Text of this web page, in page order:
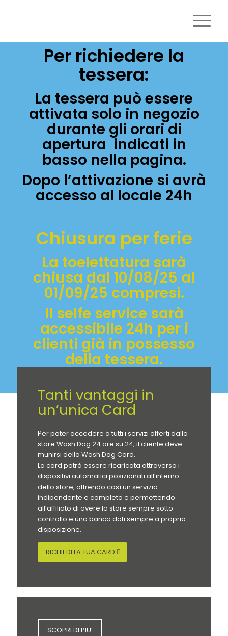
LA SPA PER IL TUO CANE
Wash Dog offre tutti i servizi che servono per
Per richiedere la
tessera:
La tessera può essere
attivata solo in negozio
durante gli orari di
apertura indicati in
basso nella pagina.
Dopo l’attivazione si avrà
accesso al locale 24h
Chiusura per ferie
La toelettatura sarà
chiusa dal 10/08/25 al
01/09/25 compresi.
Il selfe service sarà
accessibile 24h per i
clienti già in possesso
della tessera.
Tanti vantaggi in
un’unica Card
Per poter accedere a tutti i servizi offerti dallo
store Wash Dog 24 ore su 24, il cliente deve
munirsi della Wash Dog Card.
La card potrà essere ricaricata attraverso i
dispositivi automatici posizionati all’interno
dello store, offrendo così un servizio
indipendente e completo e permettendo
all’affiliato di avere lo store sempre sotto
controllo e una banca dati sempre a propria
disposizione.
RICHIEDI LA TUA CARD
SCOPRI DI PIU’